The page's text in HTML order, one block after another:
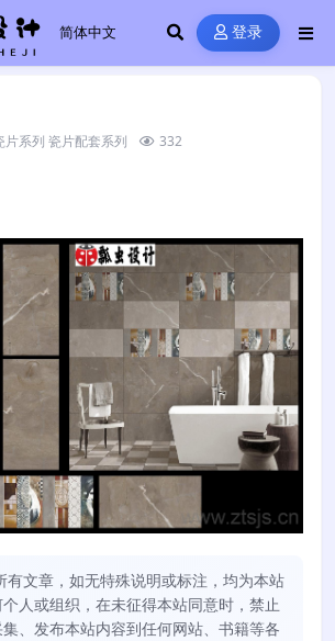
登录
片系列 瓷片配套系列 332
有文章，如无特殊说明或标注，均为本站
人或组织，在未征得本站同意时，禁止
、发布本站内容到任何网站、书籍等各